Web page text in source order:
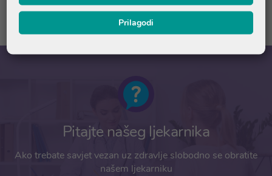
Recenzije
Pitajte našeg ljekarnika
Ako trebate savjet vezan uz zdravlje slobodno se obratite
našem ljekarniku
Prilagodi